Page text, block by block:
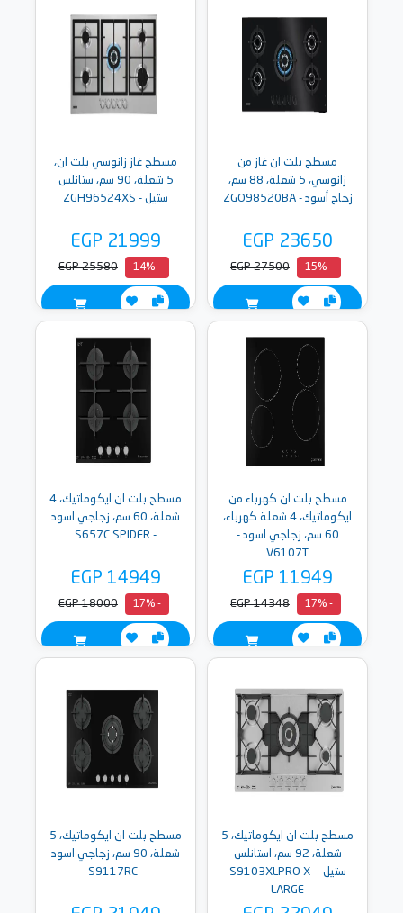
مسطح بلت ان غاز من
زانوسي، 5 شعلة، 88 سم،
زجاج أسود - ZGO98520BA
EGP 23650
- 15%
EGP 27500
مسطح غاز زانوسي بلت ان،
5 شعلة، 90 سم، ستانلس
ستيل - ZGH96524XS
EGP 21999
- 14%
EGP 25580
مسطح بلت ان كهرباء من
ايكوماتيك، 4 شعلة كهرباء،
60 سم، زجاجي اسود -
V6107T
EGP 11949
- 17%
EGP 14348
مسطح بلت ان ايكوماتيك، 4
شعلة، 60 سم، زجاجي اسود
- S657C SPIDER
EGP 14949
- 17%
EGP 18000
مسطح بلت ان ايكوماتيك، 5
شعلة، 92 سم، استانلس
ستيل - S9103XLPRO X-
LARGE
مسطح بلت ان ايكوماتيك، 5
شعلة، 90 سم، زجاجي اسود
- S9117RC